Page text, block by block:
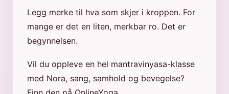
Legg merke til hva som skjer i kroppen. For
mange er det en liten, merkbar ro. Det er
begynnelsen.
Vil du oppleve en hel mantravinyasa-klasse
med Nora, sang, samhold og bevegelse?